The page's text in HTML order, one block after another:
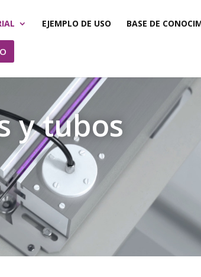
EJEMPLO DE USO BASE DE
y tubos